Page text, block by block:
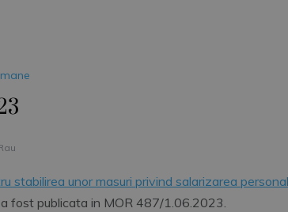
stabilirea unor masuri privind salarizarea
a fost publicata in MOR 487/1.06.2023.